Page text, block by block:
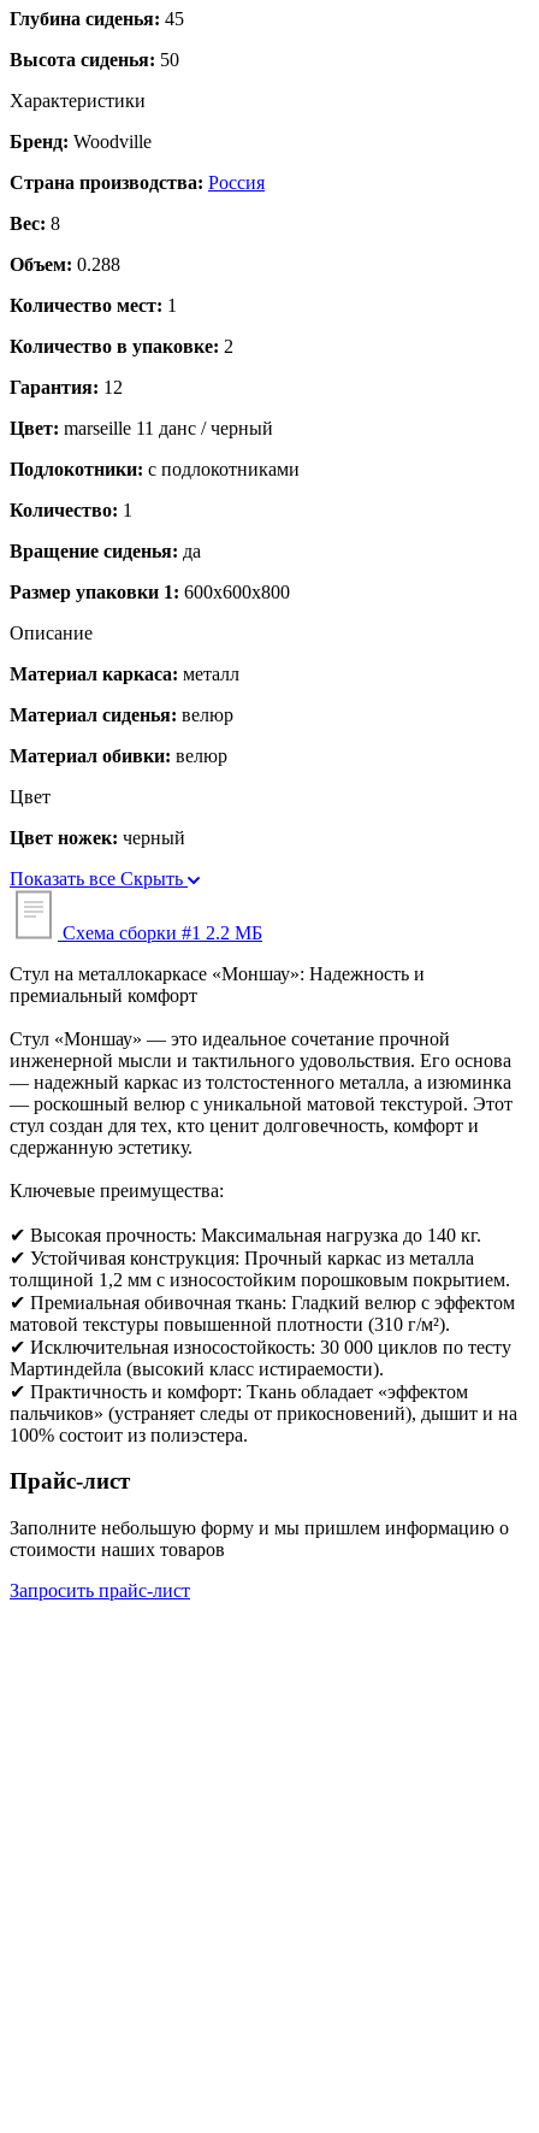
Глубина сиденья: 45
Высота сиденья: 50
Характеристики
Бренд: Woodville
Страна производства: Россия
Вес: 8
Объем: 0.288
Количество мест: 1
Количество в упаковке: 2
Гарантия: 12
Цвет: marseille 11 данс / черный
Подлокотники: с подлокотниками
Количество: 1
Вращение сиденья: да
Размер упаковки 1: 600x600x800
Описание
Материал каркаса: металл
Материал сиденья: велюр
Материал обивки: велюр
Цвет
Цвет ножек: черный
Показать все Скрыть
Схема сборки #1 2.2 МБ
Стул на металлокаркасе «Моншау»: Надежность и
премиальный комфорт
Стул «Моншау» — это идеальное сочетание прочной
инженерной мысли и тактильного удовольствия. Его основа
— надежный каркас из толстостенного металла, а изюминка
— роскошный велюр с уникальной матовой текстурой. Этот
стул создан для тех, кто ценит долговечность, комфорт и
сдержанную эстетику.
Ключевые преимущества:
✔ Высокая прочность: Максимальная нагрузка до 140 кг.
✔ Устойчивая конструкция: Прочный каркас из металла
толщиной 1,2 мм с износостойким порошковым покрытием.
✔ Премиальная обивочная ткань: Гладкий велюр с эффектом
матовой текстуры повышенной плотности (310 г/м²).
✔ Исключительная износостойкость: 30 000 циклов по тесту
Мартиндейла (высокий класс истираемости).
✔ Практичность и комфорт: Ткань обладает «эффектом
пальчиков» (устраняет следы от прикосновений), дышит и на
100% состоит из полиэстера.
Прайс-лист
Заполните небольшую форму и мы пришлем информацию о
стоимости наших товаров
Запросить прайс-лист